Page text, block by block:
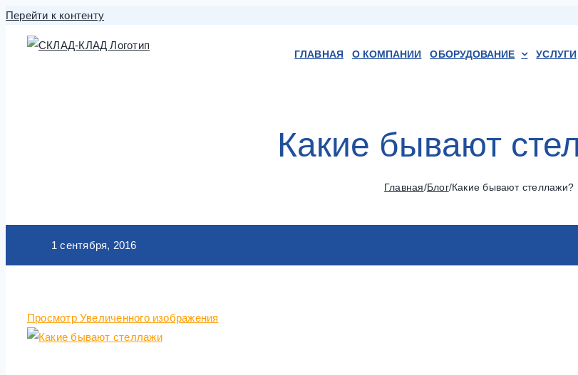
Перейти к контенту
ГЛАВНАЯ О КОМПАНИИ ОБОРУДОВАНИЕ УСЛУГИ
Какие бывают
Главная/Блог/Какие бывают стеллажи?
1 сентября, 2016
Просмотр Увеличенного изображения